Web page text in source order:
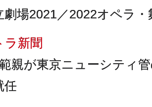
場2021／2022オペラ・
ラ新聞
親が東京ニューシティ
任